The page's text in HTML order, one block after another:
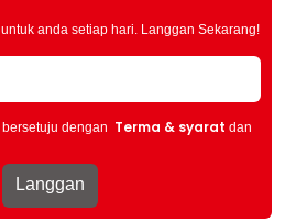
anda setiap hari. Langgan Sekarang!
dengan Terma & syarat dan